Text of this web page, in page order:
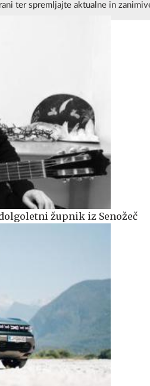
ter spremljajte aktualne in
župnik iz Senožeč